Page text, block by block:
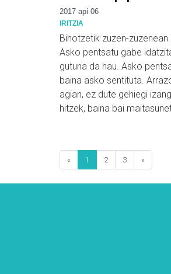
2017 api 06
IRITZIA
Bihotzetik zuzen-zuzenean
Asko pentsatu gabe
gutuna da hau. Asko
baina asko sentituta.
agian, ez dute gehiegi
hitzek, baina bai
« 1 2 3 »